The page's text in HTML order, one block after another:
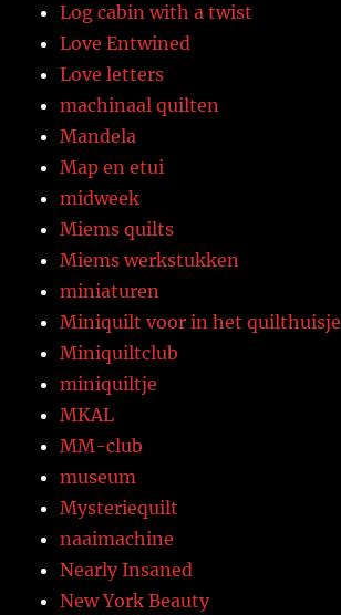
Log cabin with a twist
Love Entwined
Love letters
machinaal quilten
Mandela
Map en etui
midweek
Miems quilts
Miems werkstukken
miniaturen
Miniquilt voor in het quilthuisje
Miniquiltclub
miniquiltje
MKAL
MM-club
museum
Mysteriequilt
naaimachine
Nearly Insaned
New York Beauty